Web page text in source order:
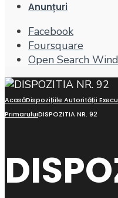
Anunțuri
Facebook
Foursquare
Open Search
AcasăDispozițiile Autorității
PrimaruluiDISPOZITIA NR. 92